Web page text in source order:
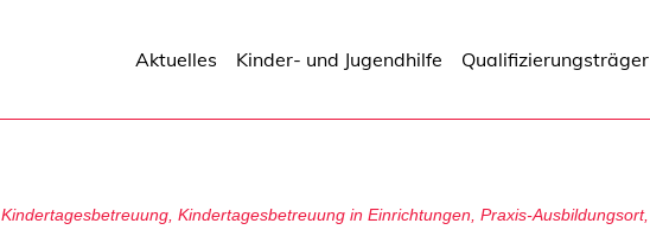
Aktuelles Kinder- und Jugendhilfe Qualifizierungsträger
Kindertagesbetreuung Kindertagesbetreuung in Einrichtungen Praxis-Ausbildungsort,